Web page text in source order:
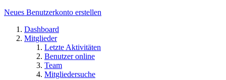
Neues Benutzerkonto erstellen
Dashboard
Mitglieder
Letzte Aktivitäten
Benutzer online
Team
Mitgliedersuche